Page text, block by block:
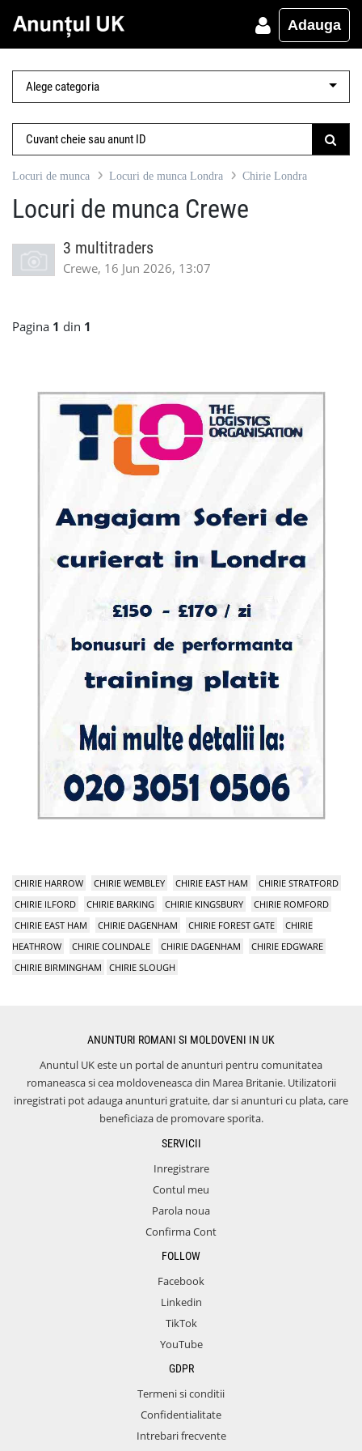
Adauga
Locuri de munca Locuri de munca Londra Chirie Londra
Locuri de munca Crewe
3 multitraders
Crewe, 16 Jun 2026, 13:07
Pagina 1 din 1
CHIRIE HARROW CHIRIE WEMBLEY CHIRIE EAST HAM
CHIRIE STRATFORD
CHIRIE ILFORD
CHIRIE BARKING CHIRIE KINGSBURY
CHIRIE ROMFORD
CHIRIE EAST HAM
CHIRIE DAGENHAM CHIRIE FOREST GATE
CHIRIE
HEATHROW
CHIRIE COLINDALE CHIRIE DAGENHAM
CHIRIE EDGWARE
CHIRIE BIRMINGHAM
CHIRIE SLOUGH
ANUNTURI ROMANI SI MOLDOVENI IN UK
Anuntul UK este un portal de anunturi pentru comunitatea
romaneasca si cea moldoveneasca din Marea Britanie. Utilizatorii
inregistrati pot adauga anunturi gratuite, dar si anunturi cu plata, care
beneficiaza de promovare sporita.
SERVICII
Inregistrare
Contul meu
Parola noua
Confirma Cont
FOLLOW
Facebook
Linkedin
TikTok
YouTube
GDPR
Termeni si conditii
Confidentialitate
Intrebari frecvente